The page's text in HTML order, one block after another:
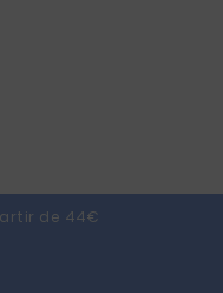
de 44€